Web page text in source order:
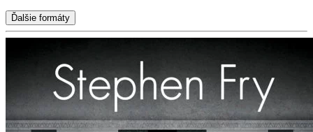
Ďalšie formáty